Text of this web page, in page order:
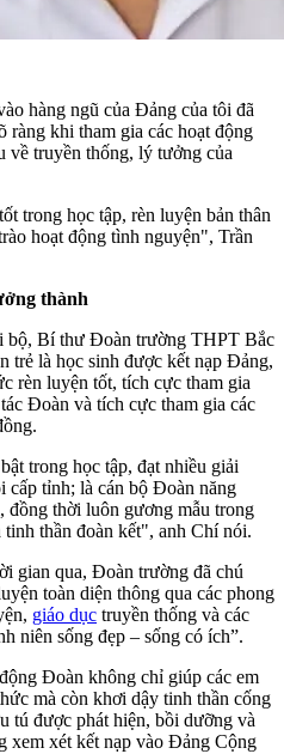
hàng ngũ của Đảng của tôi đã
ràng khi tham gia các hoạt động
về truyền thống, lý tưởng của
trong học tập, rèn luyện bản thân
hoạt động tình nguyện", Trần
thành
Bí thư Đoàn trường THPT Bắc
trẻ là học sinh được kết nạp Đảng,
rèn luyện tốt, tích cực tham gia
Đoàn và tích cực tham gia các
trong học tập, đạt nhiều giải
tỉnh; là cán bộ Đoàn năng
đồng thời luôn gương mẫu trong
thần đoàn kết", anh Chí nói.
gian qua, Đoàn trường đã chú
toàn diện thông qua các phong
giáo dục truyền thống và các
niên sống đẹp – sống có ích”.
Đoàn không chỉ giúp các em
mà còn khơi dậy tinh thần cống
tú được phát hiện, bồi dưỡng và
xem xét kết nạp vào Đảng Cộng